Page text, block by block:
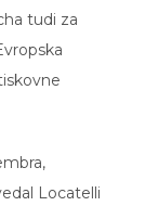
tudi za
Locatelli